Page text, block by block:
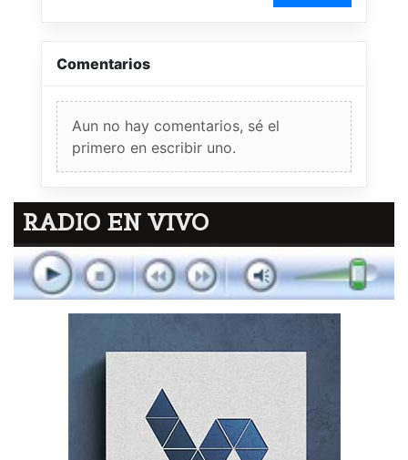
Comentarios
Aun no hay comentarios, sé el
primero en escribir uno.
RADIO EN VIVO